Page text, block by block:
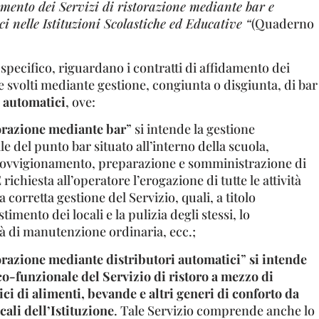
dei Servizi di ristorazione mediante bar e
nelle Istituzioni Scolastiche ed Educative “(Quaderno
riguardano i contratti di affidamento dei
mediante gestione, congiunta o disgiunta, di bar
, ove:
mediante bar” si intende la gestione
del punto bar situato all’interno della scuola,
preparazione e somministrazione di
all’operatore l’erogazione di tutte le attività
corretta gestione del Servizio, quali, a titolo
dei locali e la pulizia degli stessi, lo
di manutenzione ordinaria, ecc.;
mediante distributori automatici” si intende
funzionale del Servizio di ristoro a mezzo di
di alimenti, bevande e altri generi di conforto da
dell’Istituzione. Tale Servizio comprende anche lo